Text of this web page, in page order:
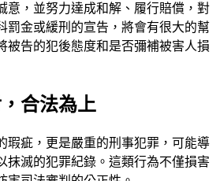
意，並努力達成和解、履行賠償，對
罰金或緩刑的宣告，將會有很大的幫
被告的犯後態度和是否彌補被害人損
合法為上
瑕疵，更是嚴重的刑事犯罪，可能導
抹滅的犯罪紀錄。這類行為不僅損害